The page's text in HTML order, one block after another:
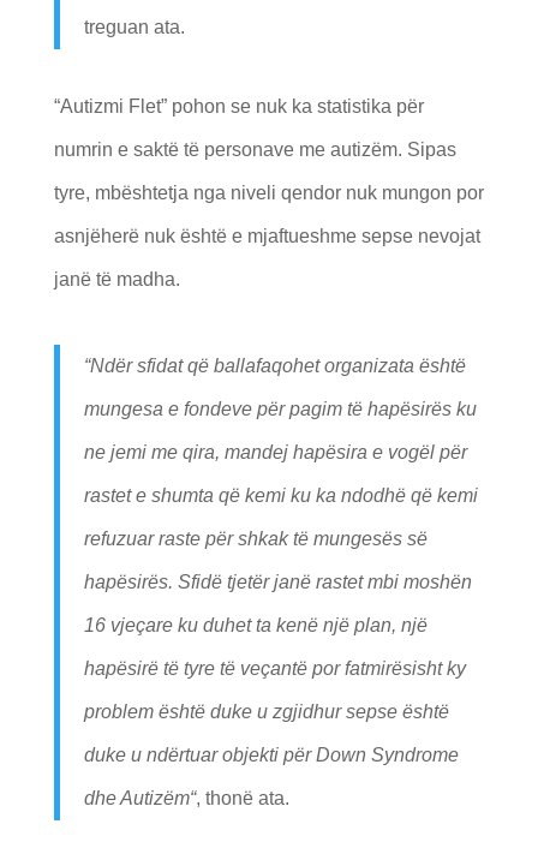
treguan ata.
“Autizmi Flet” pohon se nuk ka statistika për
numrin e saktë të personave me autizëm. Sipas
tyre, mbështetja nga niveli qendor nuk mungon por
asnjëherë nuk është e mjaftueshme sepse nevojat
janë të madha.
“Ndër sfidat që ballafaqohet organizata është
mungesa e fondeve për pagim të hapësirës ku
ne jemi me qira, mandej hapësira e vogël për
rastet e shumta që kemi ku ka ndodhë që kemi
refuzuar raste për shkak të mungesës së
hapësirës. Sfidë tjetër janë rastet mbi moshën
16 vjeçare ku duhet ta kenë një plan, një
hapësirë të tyre të veçantë por fatmirësisht ky
problem është duke u zgjidhur sepse është
duke u ndërtuar objekti për Down Syndrome
dhe Autizëm“, thonë ata.